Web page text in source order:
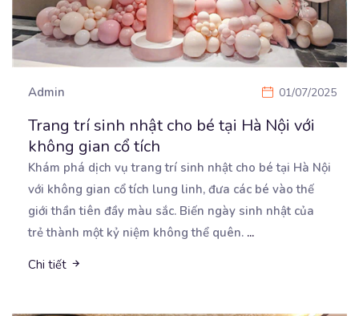
Admin 01/07/2025
Trang trí sinh nhật cho bé tại Hà Nội với
không gian cổ tích
Khám phá dịch vụ trang trí sinh nhật cho bé tại Hà Nội
với không gian cổ tích lung linh, đưa các bé vào thế
giới thần tiên đầy màu sắc. Biến ngày sinh nhật của
trẻ thành một kỷ niệm không thể quên. ...
Chi tiết